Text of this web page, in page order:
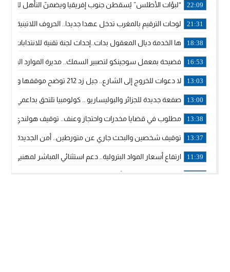
22:09 “لبؤات الأطلس” يُسقطن جنوب إفريقيا ويضمنّ التأهل
21:31 لوحات الترقيم بالمغرب تدخل عهدا جديدا.. الحروف اللاتينية
18:38 ها الخدمة ديال المعقول بدات..إحداث لجنة تقنية للانتدابات
16:53 فضيحة بمعمل سوجينكو لتصبير السمك.. مديرة الموارد
13:03 لا دعوات للخروج إلى الشارع.. جيل زد 212 توضح موقفها وتؤكد أن المنشورات المنسوبة إليها لا تمثل موقفها الرسمي.
13:00 صفعة جديدة للجزائر والبوليساريو .. كولومبيا تلتحق بداعمي
13:38 مطلوب في قضايا مخدرات واحتجاز وعنف.. توقيف هولندي
13:37 توقيف شخصين والبحث جاري عن متورطين.. أمن الجديدة يفك
11:39 ارتفاع أسعار المواد البترولية.. دعم استثنائي المباشر لمهنيي